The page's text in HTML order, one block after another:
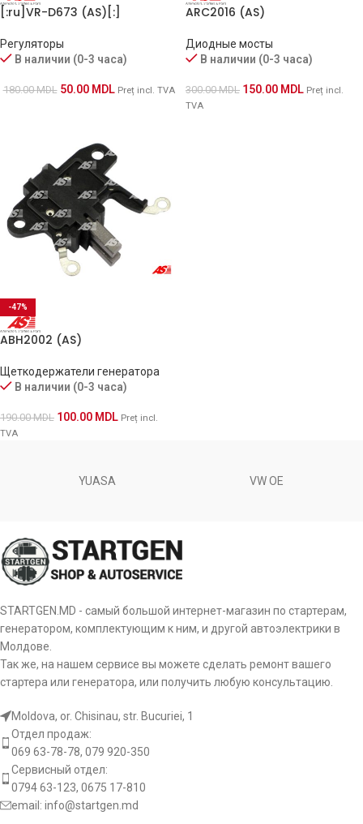
[:ru]VR-D673 (AS)[:]
Регуляторы
В наличии (0-3 часа)
180.00MDL 50.00 MDL Preț incl. TVA
ARC2016 (AS)
Диодные мосты
В наличии (0-3 часа)
300.00MDL 150.00 MDL Preț incl.
TVA
-47%
ABH2002 (AS)
Щеткодержатели генератора
В наличии (0-3 часа)
190.00MDL 100.00 MDL Preț incl.
TVA
YUASA VW OE
STARTGEN.MD - самый большой интернет-магазин по стартерам,
генератором, комплектующим к ним, и другой автоэлектрики в
Молдове.
Так же, на нашем сервисе вы можете сделать ремонт вашего
стартера или генератора, или получить любую консультацию.
Moldova, or. Chisinau, str. Bucuriei, 1
Отдел продаж:
069 63-78-78, 079 920-350
Сервисный отдел:
0794 63-123, 0675 17-810
email: info@startgen.md